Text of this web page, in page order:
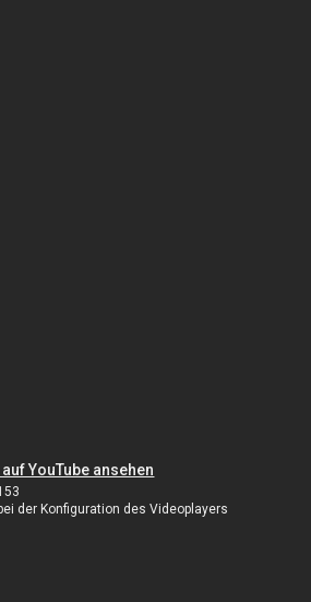
YouTube ansehen
der Konfiguration des Videoplayers